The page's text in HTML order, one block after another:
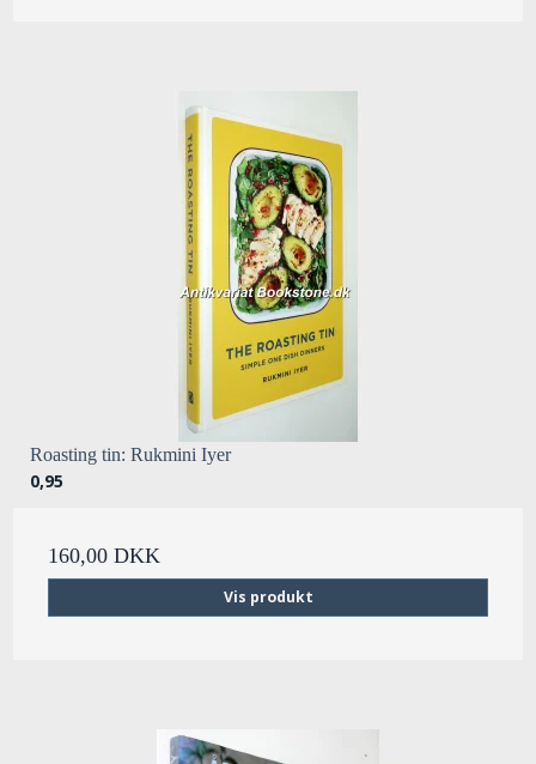
Roasting tin: Rukmini Iyer
0,95
160,00 DKK
Vis produkt